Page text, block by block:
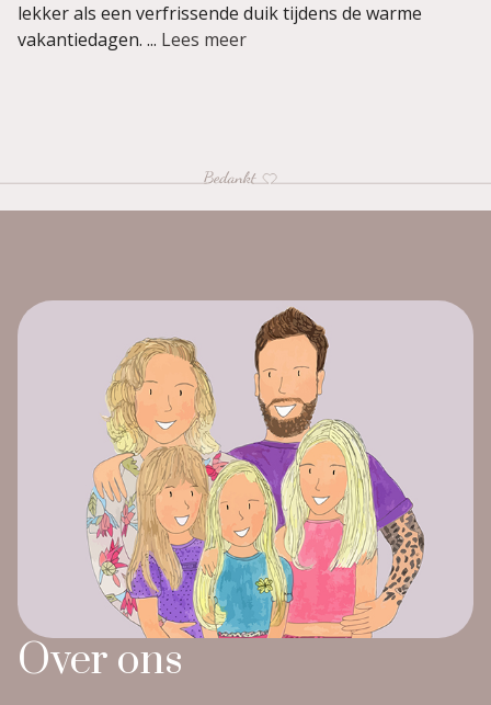
lekker als een verfrissende duik tijdens de warme
vakantiedagen. ... Lees meer
Over ons